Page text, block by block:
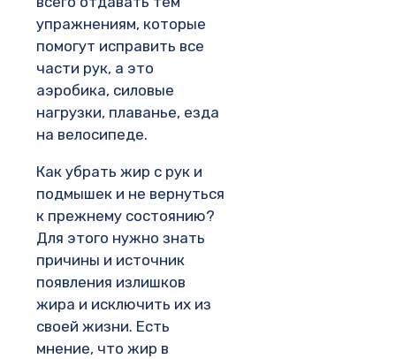
упражнениям, которые
помогут исправить все
части рук, а это
аэробика, силовые
нагрузки, плаванье, езда
на велосипеде.
Как убрать жир с рук и
подмышек и не вернуться
к прежнему состоянию?
Для этого нужно знать
причины и источник
появления излишков
жира и исключить их из
своей жизни. Есть
мнение, что жир в